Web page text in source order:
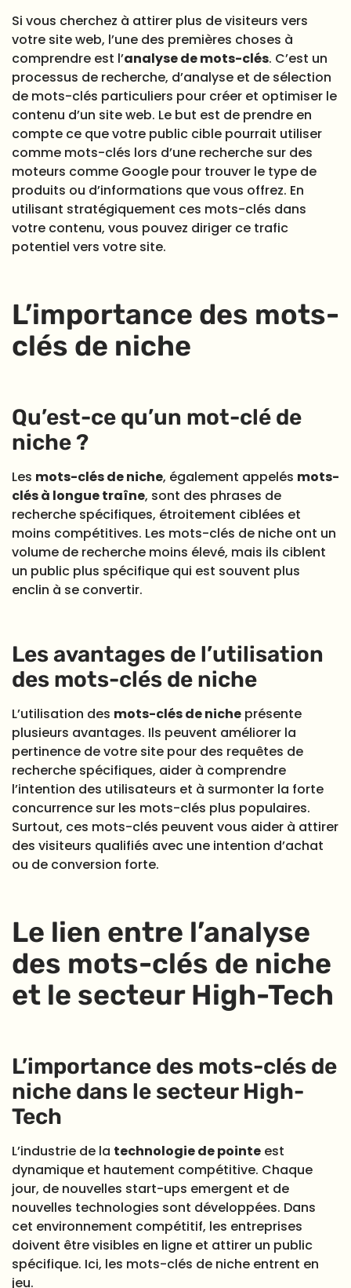
Si vous cherchez à attirer plus de visiteurs vers
votre site web, l’une des premières choses à
comprendre est l’analyse de mots-clés. C’est un
processus de recherche, d’analyse et de sélection
de mots-clés particuliers pour créer et optimiser le
contenu d’un site web. Le but est de prendre en
compte ce que votre public cible pourrait utiliser
comme mots-clés lors d’une recherche sur des
moteurs comme Google pour trouver le type de
produits ou d’informations que vous offrez. En
utilisant stratégiquement ces mots-clés dans
votre contenu, vous pouvez diriger ce trafic
potentiel vers votre site.
L’importance des mots-
clés de niche
Qu’est-ce qu’un mot-clé de
niche ?
Les mots-clés de niche, également appelés mots-
clés à longue traîne, sont des phrases de
recherche spécifiques, étroitement ciblées et
moins compétitives. Les mots-clés de niche ont un
volume de recherche moins élevé, mais ils ciblent
un public plus spécifique qui est souvent plus
enclin à se convertir.
Les avantages de l’utilisation
des mots-clés de niche
L’utilisation des mots-clés de niche présente
plusieurs avantages. Ils peuvent améliorer la
pertinence de votre site pour des requêtes de
recherche spécifiques, aider à comprendre
l’intention des utilisateurs et à surmonter la forte
concurrence sur les mots-clés plus populaires.
Surtout, ces mots-clés peuvent vous aider à attirer
des visiteurs qualifiés avec une intention d’achat
ou de conversion forte.
Le lien entre l’analyse
des mots-clés de niche
et le secteur High-Tech
L’importance des mots-clés de
niche dans le secteur High-
Tech
L’industrie de la technologie de pointe est
dynamique et hautement compétitive. Chaque
jour, de nouvelles start-ups emergent et de
nouvelles technologies sont développées. Dans
cet environnement compétitif, les entreprises
doivent être visibles en ligne et attirer un public
spécifique. Ici, les mots-clés de niche entrent en
jeu.